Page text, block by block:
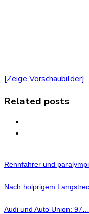
[Zeige Vorschaubilder]
Related posts
Rennfahrer und
Nach holprigem
Audi und Auto Union: 97…